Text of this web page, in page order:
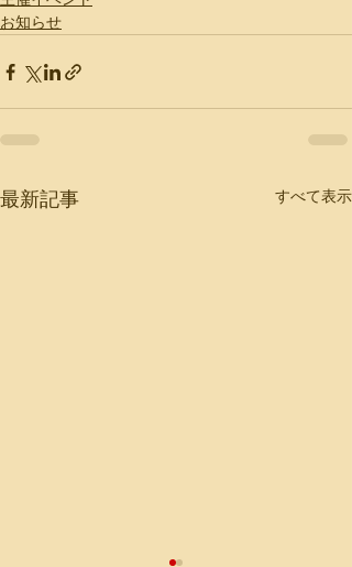
お知らせ
最新記事 すべて表示